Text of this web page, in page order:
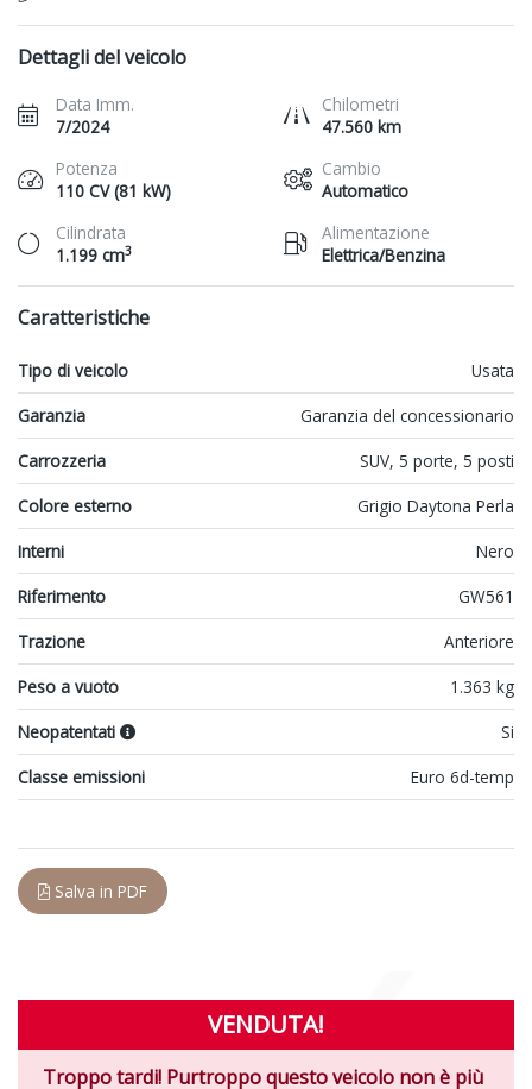
Dettagli del veicolo
Data Imm.
7/2024
Chilometri
47.560 km
Potenza
110 CV (81 kW)
Cambio
Automatico
Cilindrata
1.199 cm3
Alimentazione
Elettrica/Benzina
Caratteristiche
Tipo di veicolo
Usata
Garanzia
Garanzia del concessionario
Carrozzeria
SUV, 5 porte, 5 posti
Colore esterno
Grigio Daytona Perla
Interni
Nero
Riferimento
GW561
Trazione
Anteriore
Peso a vuoto
1.363 kg
Neopatentati
Si
Classe emissioni
Euro 6d-temp
Salva in PDF
VENDUTA!
Troppo tardi! Purtroppo questo veicolo non è più